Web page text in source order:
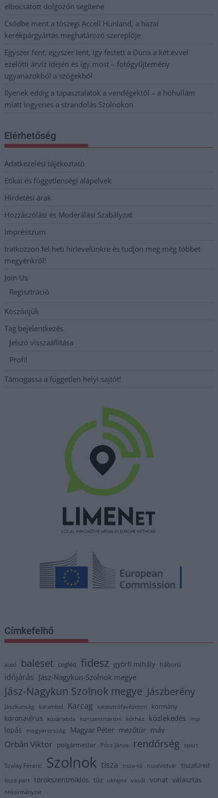
elbocsátott dolgozón segítene
Csődbe ment a tószegi Accell Hunland, a hazai
kerékpárgyártás meghatározó szereplője
Egyszer fent, egyszer lent, így festett a Duna a két évvel
ezelőtti árvíz idején és így most – fotógyűjtemény
ugyanazokból a szögekből
Ilyenek eddig a tapasztalatok a vendégektől – a hőhullám
miatt ingyenes a strandolás Szolnokon
Elérhetőség
Adatkezelési tájékoztató
Etikai és függetlenségi alapelvek
Hirdetési árak
Hozzászólási és Moderálási Szabályzat
Impresszum
Iratkozzon fel heti hírlevelünkre és tudjon meg még többet
megyénkről!
Join Us
Regisztráció
Köszönjük
Tag bejelentkezés
Jelszó visszaállítása
Profil
Támogassa a független helyi sajtót!
Címkefelhő
autó baleset cegléd fidesz györfi mihály háború
időjárás Jász-Nagykun-Szolnok megye
Jász-Nagykun Szolnok megye Jászberény
Jászkunság karambol Karcag katasztrófavédelem kormány
koronavírus kosárlabda kunszentmárton kórház közlekedés lmp
lopás magyarország Magyar Péter mezőtúr máv
Orbán Viktor polgármester Pócs János rendőrség sport
Szalay Ferenc Szolnok tisza tisza-tó tiszaföldvár tiszafüred
tisza part törökszentmiklós tűz ukrajna vasút vonat választás
önkormányzat